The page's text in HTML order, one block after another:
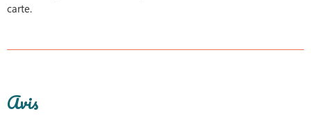
carte.
Avis